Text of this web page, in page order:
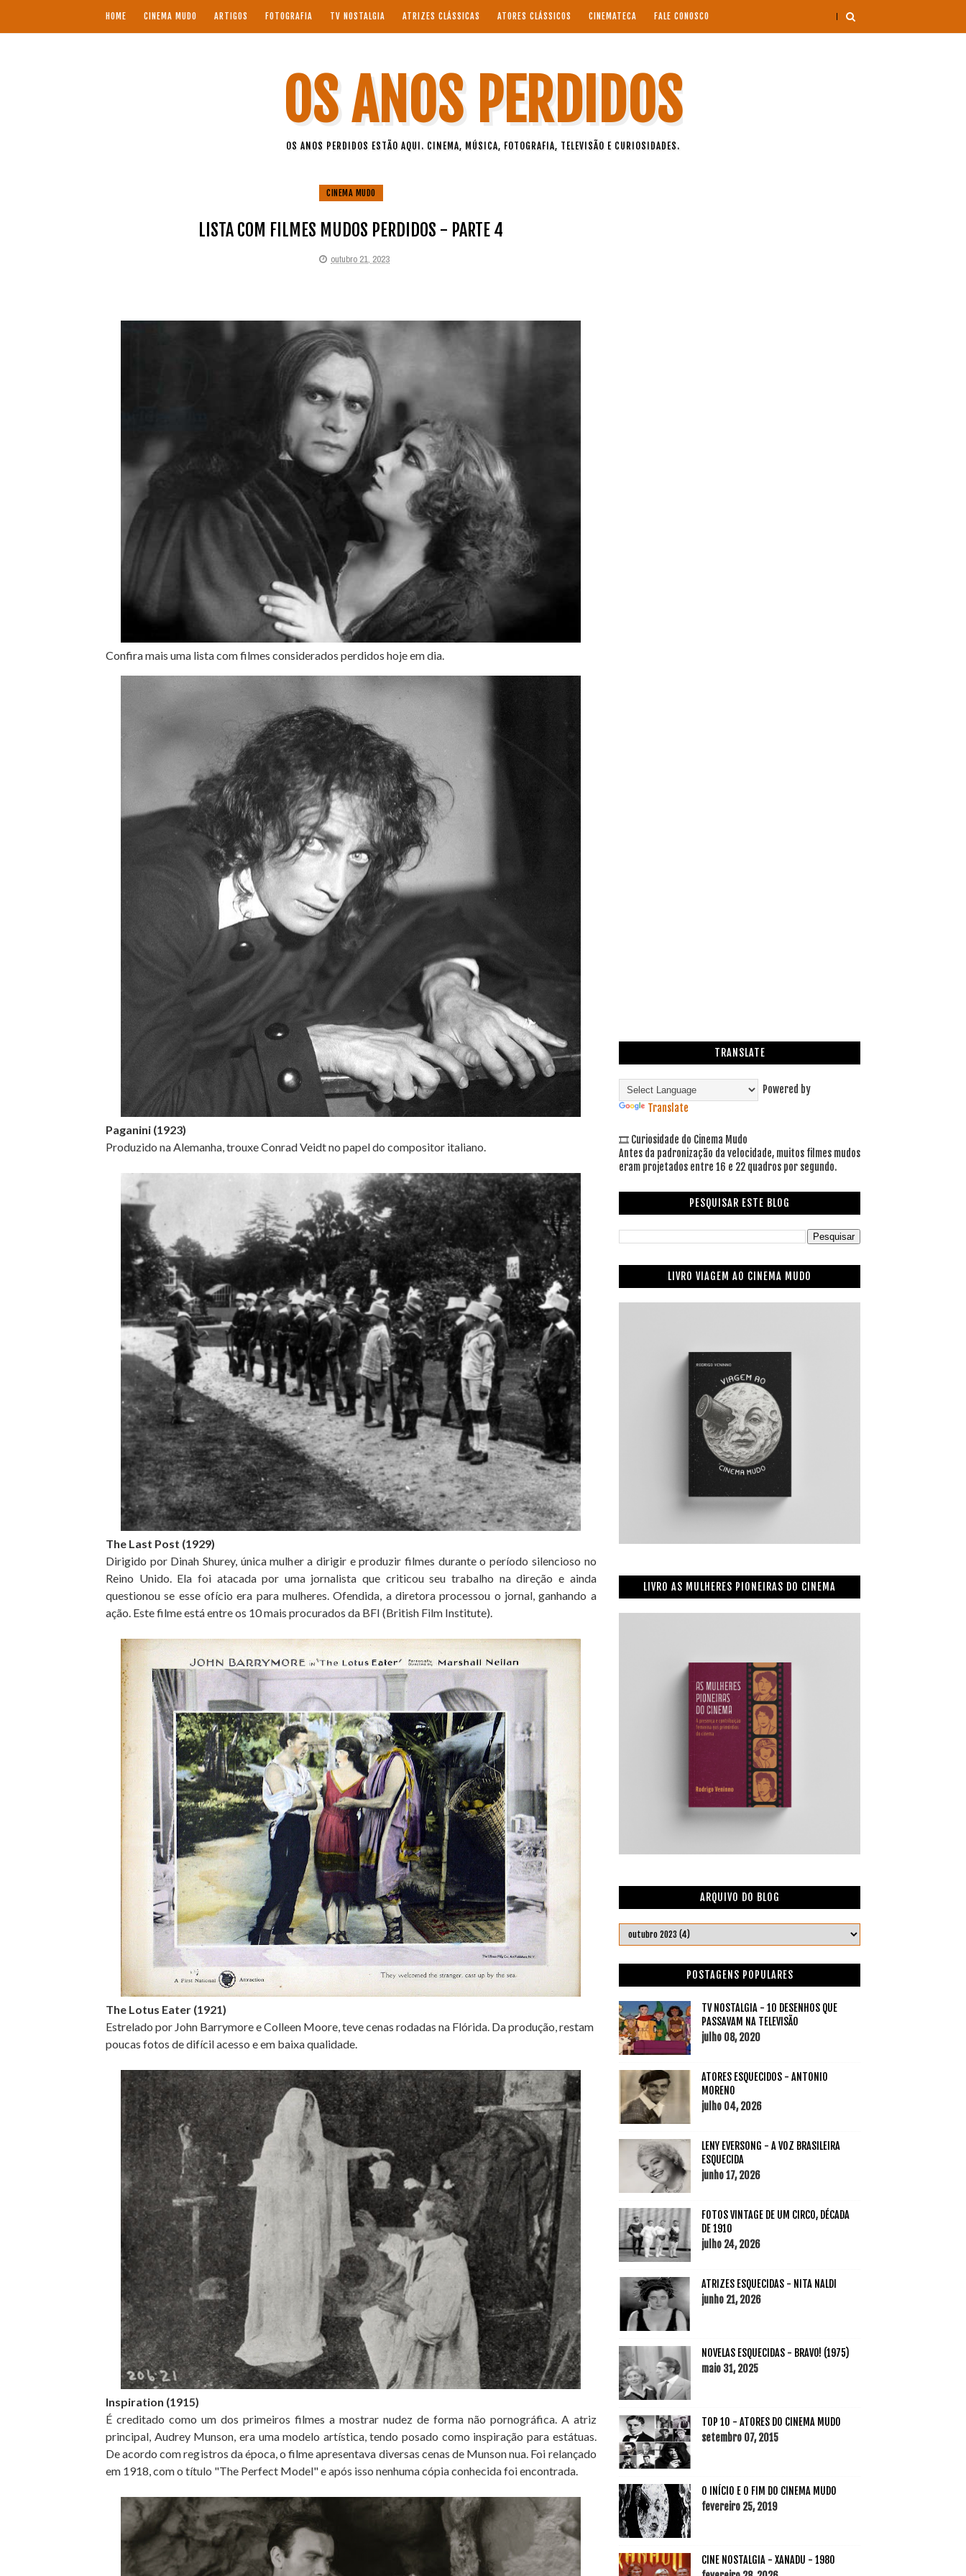
HOME CINEMA MUDO ARTIGOS FOTOGRAFIA TV NOSTALGIA ATRIZES CLÁSSICAS ATORES CLÁSSICOS CINEMATECA FALE CONOSCO
OS ANOS PERDIDOS
OS ANOS PERDIDOS ESTÃO AQUI. CINEMA, MÚSICA, FOTOGRAFIA, TELEVISÃO E CURIOSIDADES.
CINEMA MUDO
LISTA COM FILMES MUDOS PERDIDOS - PARTE 4
outubro 21, 2023
Confira mais uma lista com filmes considerados perdidos hoje em dia.
Paganini (1923)
Produzido na Alemanha, trouxe Conrad Veidt no papel do compositor italiano.
The Last Post (1929)
Dirigido por Dinah Shurey, única mulher a dirigir e produzir filmes durante o período silencioso no
Reino Unido. Ela foi atacada por uma jornalista que criticou seu trabalho na direção e ainda
questionou se esse ofício era para mulheres. Ofendida, a diretora processou o jornal, ganhando a
ação. Este filme está entre os 10 mais procurados da BFI (British Film Institute).
The Lotus Eater (1921)
Estrelado por John Barrymore e Colleen Moore, teve cenas rodadas na Flórida. Da produção, restam
poucas fotos de difícil acesso e em baixa qualidade.
Inspiration (1915)
É creditado como um dos primeiros filmes a mostrar nudez de forma não pornográfica. A atriz
principal, Audrey Munson, era uma modelo artística, tendo posado como inspiração para estátuas.
De acordo com registros da época, o filme apresentava diversas cenas de Munson nua. Foi relançado
em 1918, com o título "The Perfect Model" e após isso nenhuma cópia conhecida foi encontrada.
TRANSLATE
Powered by
Translate
🎞 Curiosidade do Cinema Mudo
Antes da padronização da velocidade, muitos filmes mudos
eram projetados entre 16 e 22 quadros por segundo.
PESQUISAR ESTE BLOG
LIVRO VIAGEM AO CINEMA MUDO
LIVRO AS MULHERES PIONEIRAS DO CINEMA
ARQUIVO DO BLOG
POSTAGENS POPULARES
TV NOSTALGIA - 10 DESENHOS QUE
PASSAVAM NA TELEVISÃO
julho 08, 2020
ATORES ESQUECIDOS - ANTONIO
MORENO
julho 04, 2026
LENY EVERSONG - A VOZ BRASILEIRA
ESQUECIDA
junho 17, 2026
FOTOS VINTAGE DE UM CIRCO, DÉCADA
DE 1910
julho 24, 2026
ATRIZES ESQUECIDAS - NITA NALDI
junho 21, 2026
NOVELAS ESQUECIDAS - BRAVO! (1975)
maio 31, 2025
TOP 10 - ATORES DO CINEMA MUDO
setembro 07, 2015
O INÍCIO E O FIM DO CINEMA MUDO
fevereiro 25, 2019
CINE NOSTALGIA - XANADU - 1980